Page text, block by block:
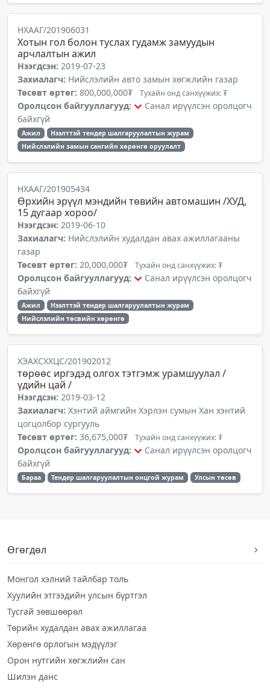
НХААГ/201906031
Хотын гол болон туслах гудамж замуудын
арчлалтын ажил
Нээгдсэн: 2019-07-23
Захиалагч: Нийслэлийн авто замын хөгжлийн газар
Төсөвт өртөг: 800,000,000₮ Тухайн онд санхүүжих: ₮
Оролцсон байгууллагууд:
Санал ирүүлсэн оролцогч
байхгүй
Ажил
Нээлттэй тендер шалгаруулалтын журам
Нийслэлийн замын сангийн хөрөнгө оруулалт
НХААГ/201905434
Өрхийн эрүүл мэндийн төвийн автомашин /ХУД,
15 дугаар хороо/
Нээгдсэн: 2019-06-10
Захиалагч: Нийслэлийн худалдан авах ажиллагааны
газар
Төсөвт өртөг: 20,000,000₮ Тухайн онд санхүүжих: ₮
Оролцсон байгууллагууд:
Санал ирүүлсэн оролцогч
байхгүй
Ажил
Нээлттэй тендер шалгаруулалтын журам
Нийслэлийн төсвийн хөрөнгө
ХЭАХСХХЦС/201902012
төрөөс иргэдэд олгох тэтгэмж урамшуулал /
үдийн цай /
Нээгдсэн: 2019-03-12
Захиалагч: Хэнтий аймгийн Хэрлэн сумын Хан хэнтий
цогцолбор сургууль
Төсөвт өртөг: 36,675,000₮ Тухайн онд санхүүжих: ₮
Оролцсон байгууллагууд:
Санал ирүүлсэн оролцогч
байхгүй
Бараа Тендер шалгаруулалтын онцгой журам Улсын төсөв
Өгөгдөл
Монгол хэлний тайлбар толь
Хуулийн этгээдийн улсын бүртгэл
Тусгай зөвшөөрөл
Төрийн худалдан авах ажиллагаа
Хөрөнгө орлогын мэдүүлэг
Орон нутгийн хөгжлийн сан
Шилэн данс